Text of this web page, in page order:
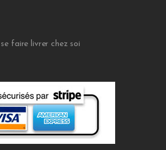
faire livrer chez soi